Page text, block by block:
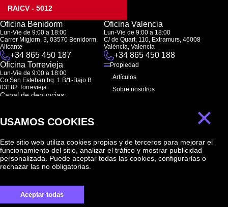
RAICV - 5012
Oficina Benidorm
Lun-Vie de 9:00 a 18:00
Carrer Migjorn, 3, 03570 Benidorm,
Alicante
+34 865 450 187
Oficina Valencia
Lun-Vie de 9:00 a 18:00
C/ de Quart, 110, Extramurs, 46008
València, Valencia
+34 865 450 188
Oficina Torrevieja
Lun-Vie de 9:00 a 18:00
Co San Esteban bq. 1 B/1-Bajo B
03182 Torrevieja
Canal de denuncias:
Propiedad
Artículos
Sobre nosotros
Suscripción
Suscríbase a nuestras noticias. Envío semanal
×
USAMOS COOKIES
Este sitio web utiliza cookies propias y de terceros para mejorar el
funcionamiento del sitio, analizar el tráfico y mostrar publicidad
personalizada. Puede aceptar todas las cookies, configurarlas o
rechazar las no obligatorias.
Aceptar todas